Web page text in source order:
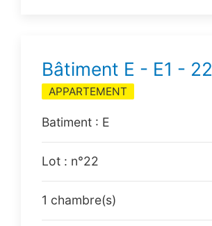
Bâtiment E - E1 - 22
APPARTEMENT
Batiment : E
Lot : n°22
1 chambre(s)